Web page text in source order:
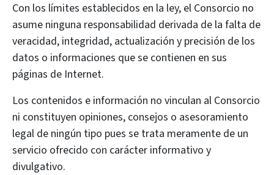
Con los límites establecidos en la ley, el Consorcio no
asume ninguna responsabilidad derivada de la falta de
veracidad, integridad, actualización y precisión de los
datos o informaciones que se contienen en sus
páginas de Internet.
Los contenidos e información no vinculan al Consorcio
ni constituyen opiniones, consejos o asesoramiento
legal de ningún tipo pues se trata meramente de un
servicio ofrecido con carácter informativo y
divulgativo.